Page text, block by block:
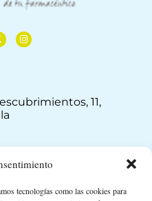
tecnologías como las cookies para
11,